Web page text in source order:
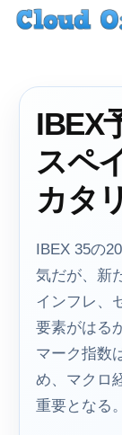
IBEX
スペ
カタ
IBEX 35の
気だが、新
インフレ、
要素がはる
マーク指数
め、マクロ
重要となる。